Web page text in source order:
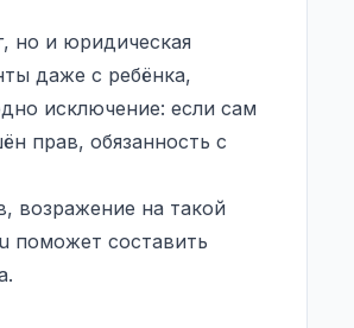
но и юридическая
даже с ребёнка,
исключение: если сам
прав, обязанность с
возражение на такой
поможет составить